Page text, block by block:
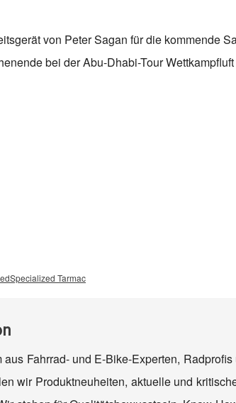
von Peter Sagan für die kommende
bei der Abu-Dhabi-Tour
Specialized Tarmac
aus Fahrrad- und E-Bike-Experten,
wir Produktneuheiten, aktuelle und